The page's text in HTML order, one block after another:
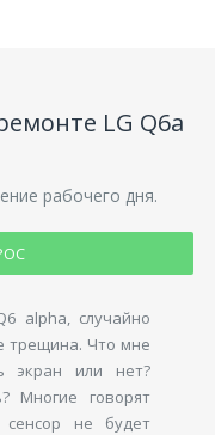
LG Q6a
рабочего дня.
alpha, случайно
трещина. Что мне
экран или нет?
Многие говорят
сенсор не будет